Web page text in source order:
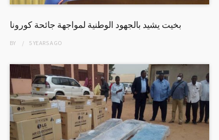
بخيت يشيد بالجهود الوطنية لمواجهة جائحة كورونا
BY 5 YEARSAGO